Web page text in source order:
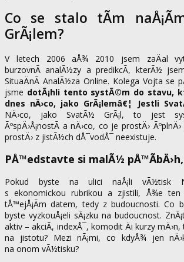
Co se stalo tÃ­m
GrÃ¡lem?
V letech 2006 aÅ¾ 2010 jsem zaÄal
burzovnÃ­ analÃ½zy a predikcÃ­, kterÃ½
SituaÄnÃ­ AnalÃ½za Online. Kolega Vojta se
jsme dotÃ¡hli tento systÃ©m do stavu,
dnes nÄ›co, jako GrÃ¡lemâ€¦ Jestli
NÄ›co, jako SvatÃ½ GrÃ¡l, to jest
ÃºspÄ›Å¡nostÃ­ a nÄ›co, co je prostÄ›
prostÄ› z jistÃ½ch dÅ¯vodÅ¯ neexistuje.
PÅ™edstavte si malÃ½
Pokud byste na ulici naÅ¡li vÃ½tisk
s ekonomickou rubrikou a zjistili, Å¾e
tÅ™ejÅ¡Ã­m datem, tedy z budoucnosti. Co
byste vyzkouÅ¡eli sÃ¡zku na budoucnost.
aktiv – akciÃ­, indexÅ¯, komodit Äi kurzy
na jistotu? Mezi nÃ¡mi, co kdyÅ¾ jen
na onom vÃ½tisku?